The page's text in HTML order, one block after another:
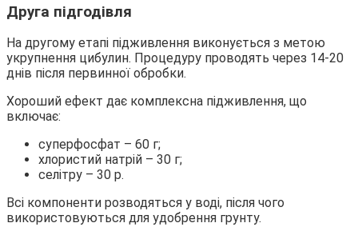
Друга підгодівля
На другому етапі підживлення виконується з метою
укрупнення цибулин. Процедуру проводять через 14-20
днів після первинної обробки.
Хороший ефект дає комплексна підживлення, що
включає:
суперфосфат – 60 г;
хлористий натрій – 30 г;
селітру – 30 р.
Всі компоненти розводяться у воді, після чого
використовуються для удобрення грунту.